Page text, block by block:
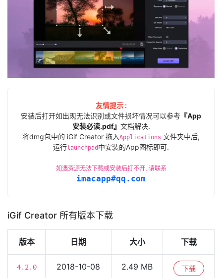
友情提示 :
安装后打开如出现无法识别或文件损坏情况可以参考 『App
安装必读.pdf』 文档解决.
将dmg包中的 iGif Creator 拖入Applications 文件夹中后,
运行launchpad 中安装的App图标即可.
如遇资源无法下载或安装后打不开,请联系
imacapp#qq.com
iGif Creator 所有版本下载
版本 日期 大小 下载
4.2.0 2018-10-08 2.49 MB 下载